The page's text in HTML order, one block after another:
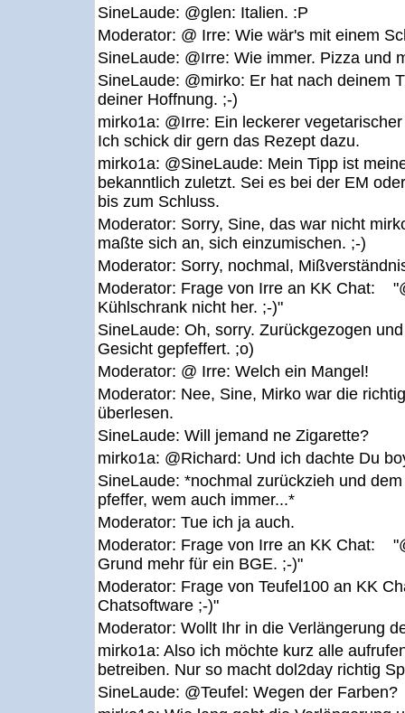
SineLaude: @glen: Italien. :P
Moderator: @ Irre: Wie wär's mit einem
SineLaude: @Irre: Wie immer. Pizza und
SineLaude: @mirko: Er hat nach deinem
deiner Hoffnung. ;-)
mirko1a: @Irre: Ein leckerer
Ich schick dir gern das Rezept dazu.
mirko1a: @SineLaude: Mein Tipp ist
bekanntlich zuletzt. Sei es bei der EM
bis zum Schluss.
Moderator: Sorry, Sine, das war nicht
maßte sich an, sich einzumischen. ;-)
Moderator: Sorry, nochmal,
Moderator: Frage von Irre an KK Chat:
Kühlschrank nicht her. ;-)"
SineLaude: Oh, sorry. Zurückgezogen
Gesicht gepfeffert. ;o)
Moderator: @ Irre: Welch ein Mangel!
Moderator: Nee, Sine, Mirko war die
überlesen.
SineLaude: Will jemand ne Zigarette?
mirko1a: @Richard: Und ich dachte Du
SineLaude: *nochmal zurückzieh und
pfeffer, wem auch immer...*
Moderator: Tue ich ja auch.
Moderator: Frage von Irre an KK Chat:
Grund mehr für ein BGE. ;-)"
Moderator: Frage von Teufel100 an KK
Chatsoftware ;-)"
Moderator: Wollt Ihr in die Verlängerung
mirko1a: Also ich möchte kurz alle
betreiben. Nur so macht dol2day richtig
SineLaude: @Teufel: Wegen der Farben?